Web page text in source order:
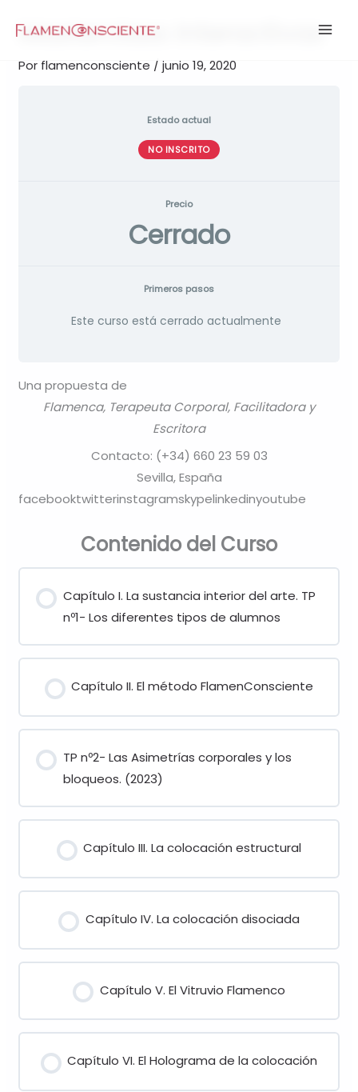
Masterclass Interactivas
Por flamenconsciente /junio 19, 2020
Estado actual
NO INSCRITO
Precio
Cerrado
Primeros pasos
Este curso está cerrado actualmente
Una propuesta de
Flamenca, Terapeuta Corporal, Facilitadora y
Escritora
Contacto: (+34) 660 23 59 03
Sevilla, España
facebooktwitterinstagramskypelinkedinyoutube
Contenido del Curso
Capítulo I. La sustancia interior del arte. TP
nº1- Los diferentes tipos de alumnos
Capítulo II. El método FlamenConsciente
TP nº2- Las Asimetrías corporales y los
bloqueos. (2023)
Capítulo III. La colocación estructural
Capítulo IV. La colocación disociada
Capítulo V. El Vitruvio Flamenco
Capítulo VI. El Holograma de la colocación